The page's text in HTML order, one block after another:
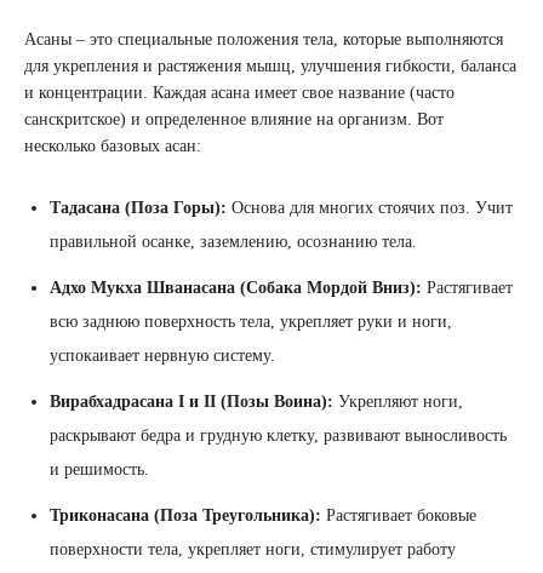
Асаны – это специальные положения тела, которые выполняются
для укрепления и растяжения мышц, улучшения гибкости, баланса
и концентрации. Каждая асана имеет свое название (часто
санскритское) и определенное влияние на организм. Вот
несколько базовых асан:
Тадасана (Поза Горы): Основа для многих стоячих поз. Учит
правильной осанке, заземлению, осознанию тела.
Адхо Мукха Шванасана (Собака Мордой Вниз): Растягивает
всю заднюю поверхность тела, укрепляет руки и ноги,
успокаивает нервную систему.
Вирабхадрасана I и II (Позы Воина): Укрепляют ноги,
раскрывают бедра и грудную клетку, развивают выносливость
и решимость.
Триконасана (Поза Треугольника): Растягивает боковые
поверхности тела, укрепляет ноги, стимулирует работу